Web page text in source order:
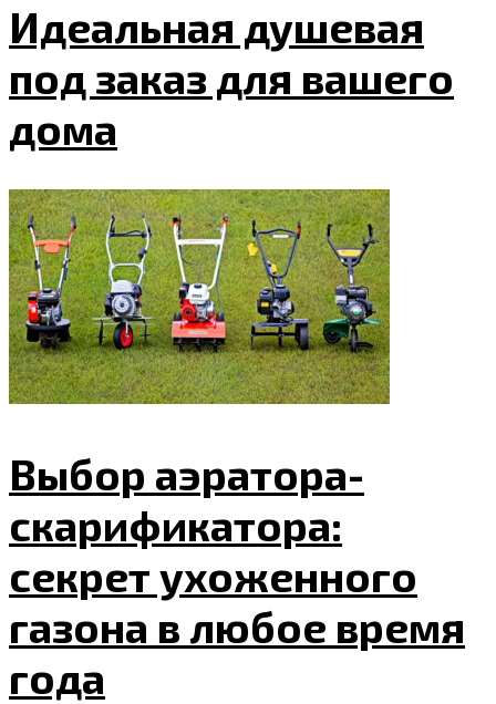
Идеальная душевая
под заказ для вашего
дома
Выбор аэратора-
скарификатора:
секрет ухоженного
газона в любое время
года